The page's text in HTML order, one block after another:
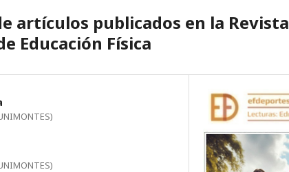
artículos publicados en la Revista
Educación Física